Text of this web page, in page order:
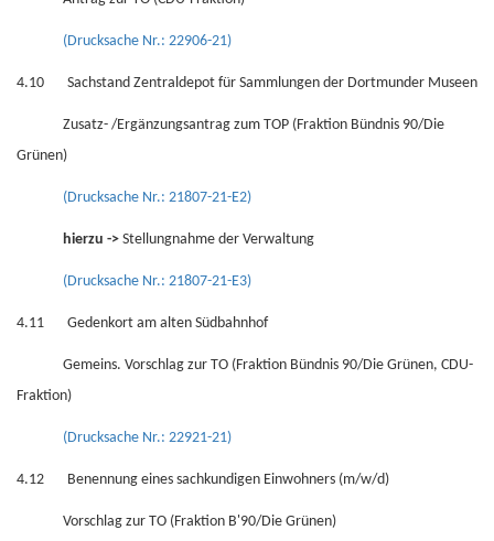
(Drucksache Nr.: 22906-21)
4.10 Sachstand Zentraldepot für Sammlungen der Dortmunder Museen
Zusatz- /Ergänzungsantrag zum TOP (Fraktion Bündnis 90/Die
Grünen)
(Drucksache Nr.: 21807-21-E2)
hierzu -> Stellungnahme der Verwaltung
(Drucksache Nr.: 21807-21-E3)
4.11 Gedenkort am alten Südbahnhof
Gemeins. Vorschlag zur TO (Fraktion Bündnis 90/Die Grünen, CDU-
Fraktion)
(Drucksache Nr.: 22921-21)
4.12 Benennung eines sachkundigen Einwohners (m/w/d)
Vorschlag zur TO (Fraktion B'90/Die Grünen)